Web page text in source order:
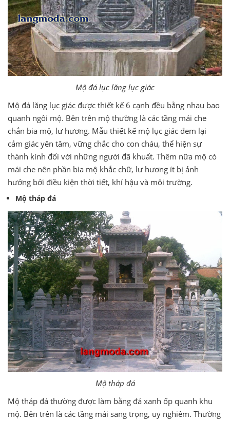
Mộ đá lục lăng lục giác
Mộ đá lăng lục giác được thiết kế 6 cạnh đều bằng nhau bao
quanh ngôi mộ. Bên trên mộ thường là các tầng mái che
chắn bia mộ, lư hương. Mẫu thiết kế mộ lục giác đem lại
cảm giác yên tâm, vững chắc cho con cháu, thể hiện sự
thành kính đối với những người đã khuất. Thêm nữa mộ có
mái che nên phần bia mộ khắc chữ, lư hương ít bị ảnh
hưởng bởi điều kiện thời tiết, khí hậu và môi trường.
Mộ tháp đá
Mộ tháp đá
Mộ tháp đá thường được làm bằng đá xanh ốp quanh khu
mộ. Bên trên là các tầng mái sang trọng, uy nghiêm. Thường